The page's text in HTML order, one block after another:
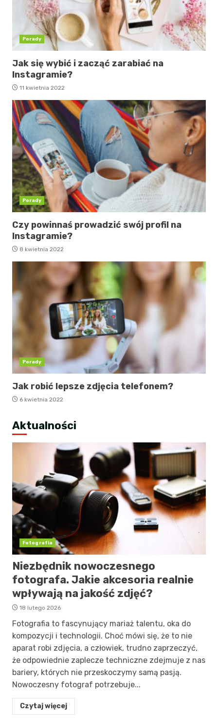
Porady
Jak się wybić i zacząć zarabiać na
Instagramie?
11 kwietnia 2022
Porady
Czy powinnaś prowadzić swój profil na
Instagramie?
8 kwietnia 2022
Porady
Jak robić lepsze zdjęcia telefonem?
6 kwietnia 2022
Aktualności
Fotografia
Niezbędnik nowoczesnego
fotografa. Jakie akcesoria realnie
wpływają na jakość zdjęć?
18 lutego 2026
Fotografia to fascynujący mariaż talentu, oka do
kompozycji i technologii. Choć mówi się, że to nie
aparat robi zdjęcia, a człowiek, trudno zaprzeczyć,
że odpowiednie zaplecze techniczne zdejmuje z nas
bariery, których nie przeskoczymy samą pasją.
Nowoczesny fotograf potrzebuje...
Czytaj więcej